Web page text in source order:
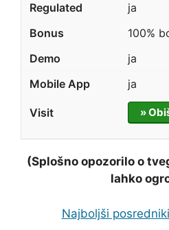
ja
100%
ja
ja
»
(Splošno opozorilo o
lahko
Najboljši